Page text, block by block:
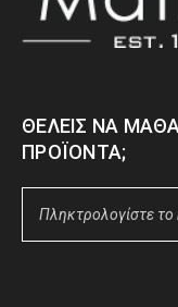
ΘΈΛΕΙΣ ΝΑ
ΠΡΟΪΌΝΤΑ;